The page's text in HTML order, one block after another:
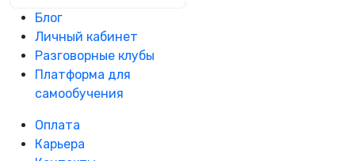
Блог
Личный кабинет
Разговорные клубы
Платформа для
самообучения
Оплата
Карьера